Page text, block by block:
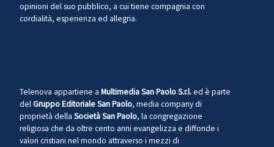
opinioni del suo pubblico, a cui tiene compagnia con
cordialità, esperienza ed allegria.
Telenova appartiene a Multimedia San Paolo S.r.l.ed è parte
delGruppo Editoriale San Paolo, media company di
proprietà della Società San Paolo, la congregazione
religiosa che da oltre cento anni evangelizza e diffonde i
valori cristiani nel mondo attraverso i mezzi di